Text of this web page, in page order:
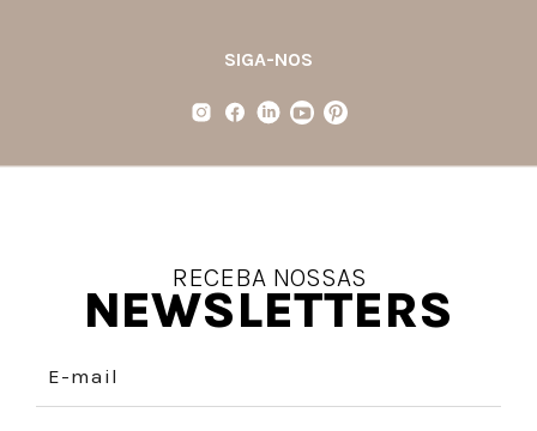
SIGA-NOS
RECEBA NOSSAS
NEWSLETTERS